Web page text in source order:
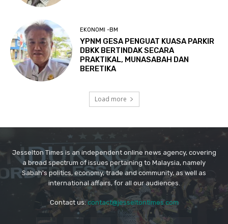
Jesselton Times is an independent online news agency, covering
a broad spectrum of issues pertaining to Malaysia, namely
Sabah's politics, economy, trade and community, as well as
international affairs, for all our audiences.
Contact us:contact@jesseltontimes.com